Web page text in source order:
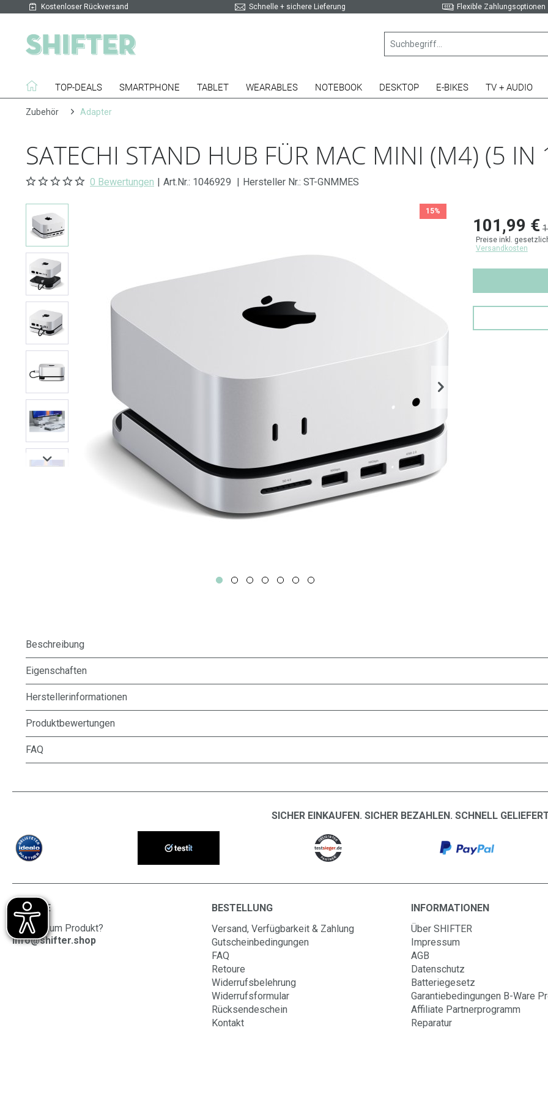
Kostenloser Rückversand Schnelle + sichere Lieferung Flexible Zahlungsoptionen
TOP-DEALS SMARTPHONE TABLET WEARABLES NOTEBOOK DESKTOP E-BIKES TV + AUDIO
Zubehör Adapter
SATECHI STAND HUB FÜR MAC MINI (M4) (5 IN
0 Bewertungen | Art.Nr.: 1046929 | Hersteller Nr.: ST-GNMMES
15%
101,99 €
Preise inkl.
Versandkosten
Beschreibung
Eigenschaften
Herstellerinformationen
Produktbewertungen
FAQ
SICHER EINKAUFEN. SICHER BEZAHLEN. SCHNELL
SERVICE
Fragen zum Produkt?
info@shifter.shop
BESTELLUNG
Versand, Verfügbarkeit & Zahlung
Gutscheinbedingungen
FAQ
Retoure
Widerrufsbelehrung
Widerrufsformular
Rücksendeschein
Kontakt
INFORMATIONEN
Über SHIFTER
Impressum
AGB
Datenschutz
Batteriegesetz
Garantiebedingungen B-Ware
Affiliate Partnerprogramm
Reparatur